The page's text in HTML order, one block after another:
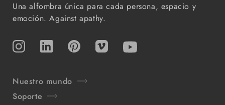
Una alfombra única para cada persona, espacio y
emoción. Against apathy.
InstagramTikTok Pinterest Vimeo YouTube
Nuestro mundo
Soporte